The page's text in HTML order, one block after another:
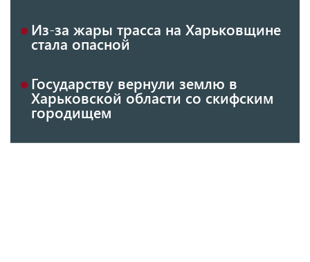
Из-за жары трасса на Харьковщине
стала опасной
Государству вернули землю в
Харьковской области со скифским
городищем